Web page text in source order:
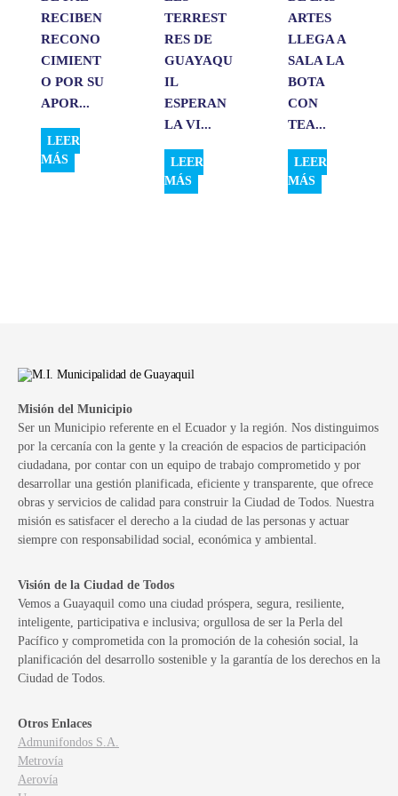
RECIBEN
RECONO
CIMIENT
O POR SU
APOR...
LEER
MÁS
TERREST
RES DE
GUAYAQU
IL
ESPERAN
LA VI...
LEER
MÁS
ARTES
LLEGA A
SALA LA
BOTA
CON
TEA...
LEER
MÁS
Misión del Municipio
Ser un Municipio referente en el Ecuador y la región. Nos distinguimos
por la cercanía con la gente y la creación de espacios de participación
ciudadana, por contar con un equipo de trabajo comprometido y por
desarrollar una gestión planificada, eficiente y transparente, que ofrece
obras y servicios de calidad para construir la Ciudad de Todos. Nuestra
misión es satisfacer el derecho a la ciudad de las personas y actuar
siempre con responsabilidad social, económica y ambiental.
Visión de la Ciudad de Todos
Vemos a Guayaquil como una ciudad próspera, segura, resiliente,
inteligente, participativa e inclusiva; orgullosa de ser la Perla del
Pacífico y comprometida con la promoción de la cohesión social, la
planificación del desarrollo sostenible y la garantía de los derechos en la
Ciudad de Todos.
Otros Enlaces
Admunifondos S.A.
Metrovía
Aerovía